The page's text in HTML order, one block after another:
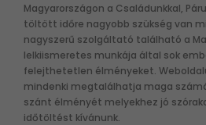
Magyarországon a Családunkkal,
töltött időre nagyobb szükség van
nagyszerű szolgáltató található a
lelkiismeretes munkája által sok
felejthetetlen élményeket.
mindenki megtalálhatja maga
szánt élményét melyekhez jó
időtöltést kívánunk.